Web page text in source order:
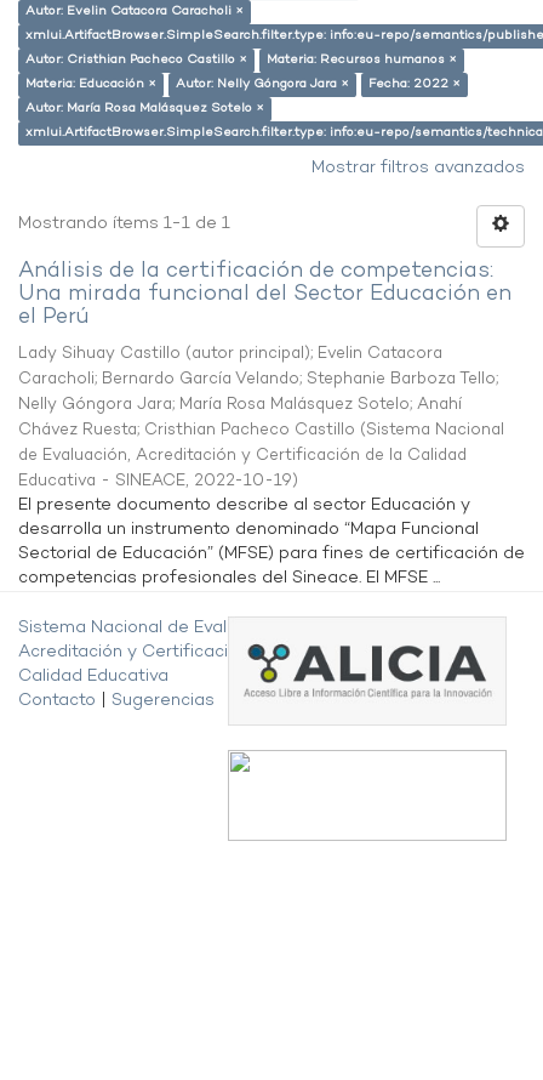
Autor: Evelin Catacora Caracholi ×
xmlui.ArtifactBrowser.SimpleSearch.filter.type: info:eu-repo/semantics/
Autor: Cristhian Pacheco Castillo ×
Materia: Recursos humanos ×
Materia: Educación ×
Autor: Nelly Góngora Jara ×
Fecha: 2022 ×
Autor: María Rosa Malásquez Sotelo ×
xmlui.ArtifactBrowser.SimpleSearch.filter.type: info:eu-repo/semantics/
Mostrar filtros avanzados
Mostrando ítems 1-1 de 1
Análisis de la certificación de competencias:
Una mirada funcional del Sector Educación en
el Perú
Lady Sihuay Castillo (autor principal); Evelin Catacora
Caracholi; Bernardo García Velando; Stephanie Barboza Tello;
Nelly Góngora Jara; María Rosa Malásquez Sotelo; Anahí
Chávez Ruesta; Cristhian Pacheco Castillo (Sistema Nacional
de Evaluación, Acreditación y Certificación de la Calidad
Educativa - SINEACE, 2022-10-19)
El presente documento describe al sector Educación y
desarrolla un instrumento denominado “Mapa Funcional
Sectorial de Educación” (MFSE) para fines de certificación de
competencias profesionales del Sineace. El MFSE ...
Sistema Nacional de Evaluación,
Acreditación y Certificación de la
Calidad Educativa
Contacto
Sugerencias